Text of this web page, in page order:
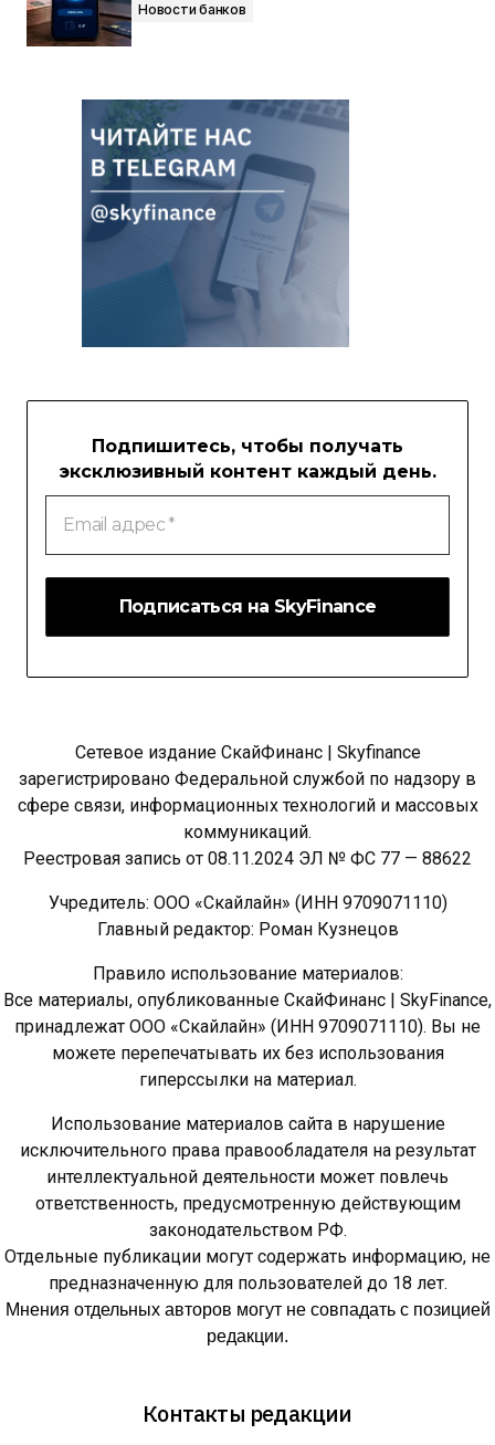
Новости банков
Подпишитесь, чтобы получать
эксклюзивный контент каждый день.
Email
адрес
Сетевое издание СкайФинанс | Skyfinance
зарегистрировано Федеральной службой по надзору в
сфере связи, информационных технологий и массовых
коммуникаций.
Реестровая запись от 08.11.2024 ЭЛ № ФС 77 — 88622
Учредитель: ООО «Скайлайн» (ИНН 9709071110)
Главный редактор: Роман Кузнецов
Правило использование материалов:
Все материалы, опубликованные СкайФинанс | SkyFinance,
принадлежат ООО «Скайлайн» (ИНН 9709071110). Вы не
можете перепечатывать их без использования
гиперссылки на материал.
Использование материалов сайта в нарушение
исключительного права правообладателя на результат
интеллектуальной деятельности может повлечь
ответственность, предусмотренную действующим
законодательством РФ.
Отдельные публикации могут содержать информацию, не
предназначенную для пользователей до 18 лет.
Мнения отдельных авторов могут не совпадать с позицией
редакции.
Контакты редакции